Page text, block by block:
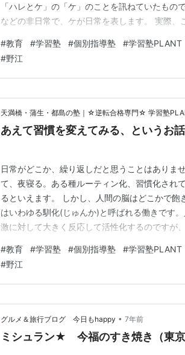
「ハレとケ」の「ケ」のことを訊ねていたも
などの非日常で、ケが日常を表します。 実際、
た。 ある意味語呂合わせを語呂合わせでしか覚
なっている現象と似ているかもしれません。 こ
#教育 #学習塾 #個別指導塾 #学習塾PLANT
#野江
天満橋・蒲生・都島の塾｜☆逆転合格専門☆ 学習塾
あえて習慣を変えてみる、というお話
日常がどこか、繰り返しだと思うことはありま
て、夜寝る。ある種ルーティン化、習慣化され
るといえます。 しかし、人間の脳はどこかで
はいわゆる馴化(じゅんか)と呼ばれる働きです
激に対して大きく反応して活性化するのですが
とを取り入れてみるとよいかもしれません。 そ
ので、 普段と違う場所で作業をしてみたり、通
#教育 #学習塾 #個別指導塾 #学習塾PLANT
#野江
グルメ＆旅行ブログ 今日もhappy • 7年前
ミシュラン★ 今福のすき焼き（東京